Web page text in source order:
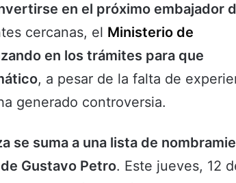
en el próximo embajador
cercanas, el Ministerio de
en los trámites para que
, a pesar de la falta de
generado controversia.
se suma a una lista de
Gustavo Petro. Este jueves, 12